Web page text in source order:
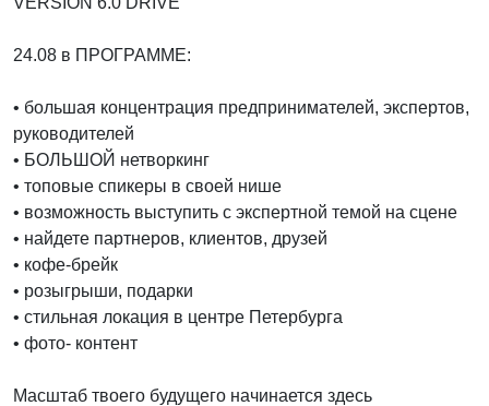
24.08 в ПРОГРАММЕ:
• большая концентрация предпринимателей, экспертов,
руководителей
• БОЛЬШОЙ нетворкинг
• топовые спикеры в своей нише
• возможность выступить с экспертной темой на сцене
• найдете партнеров, клиентов, друзей
• кофе-брейк
• розыгрыши, подарки
• стильная локация в центре Петербурга
• фото- контент
Масштаб твоего будущего начинается здесь